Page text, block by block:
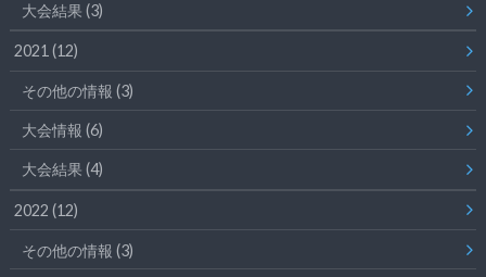
大会結果(3)
2021(12)
その他の情報(3)
大会情報(6)
大会結果(4)
2022(12)
その他の情報(3)